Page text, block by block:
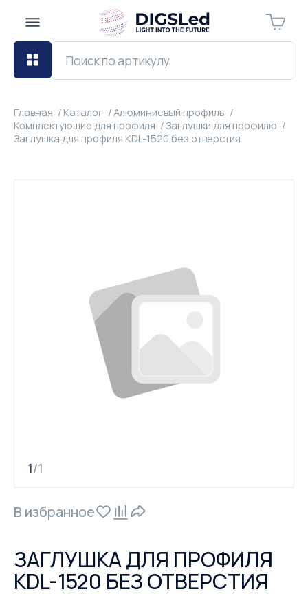
Главная Каталог
Алюминиевый профиль
Комплектующие для профиля
Заглушки для профилю
Заглушка для профиля KDL-1520 без отверстия
1/1
В избранное
ЗАГЛУШКА ДЛЯ ПРОФИЛЯ
KDL-1520 БЕЗ ОТВЕРСТИЯ